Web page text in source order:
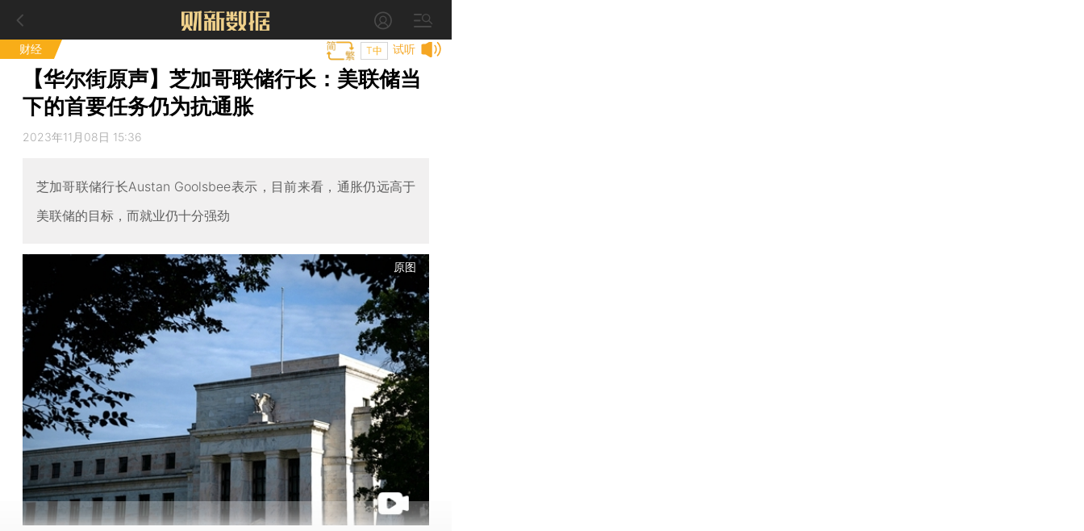
财经 试听
T中
【华尔街原声】芝加哥联储行长：美联储当
下的首要任务仍为抗通胀
2023年11月08日 15:36
芝加哥联储行长Austan Goolsbee表示，目前来看，通胀仍远高于
美联储的目标，而就业仍十分强劲
原图